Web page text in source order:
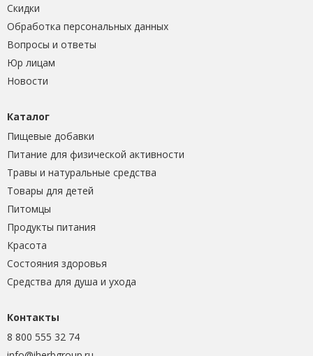
Скидки
Обработка персональных данных
Вопросы и ответы
Юр лицам
Новости
Каталог
Пищевые добавки
Питание для физической активности
Травы и натуральные средства
Товары для детей
Питомцы
Продукты питания
Красота
Состояния здоровья
Средства для душа и ухода
Контакты
8 800 555 32 74